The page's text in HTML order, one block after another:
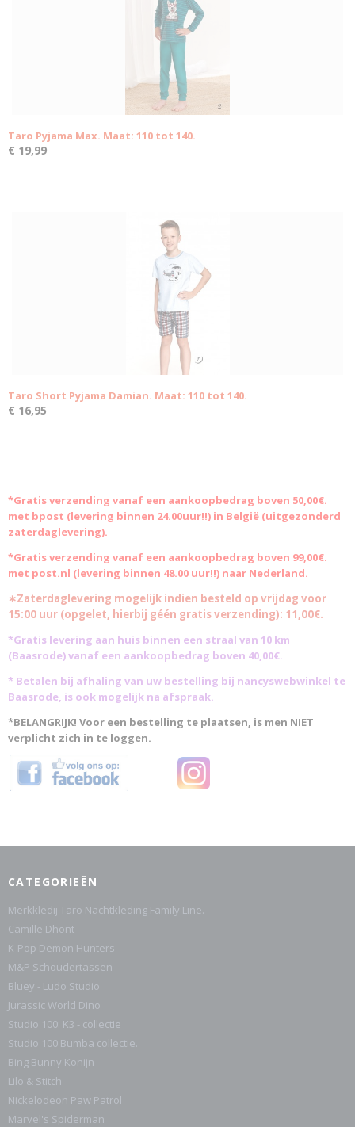
Taro Pyjama Max. Maat: 110 tot 140.
€ 19,99
Taro Short Pyjama Damian. Maat: 110 tot 140.
€ 16,95
*Gratisverzending vanaf een aankoopbedrag boven 50,00€.
met bpost (levering binnen 24.00uur!!) in België (uitgezonderd
zaterdaglevering).
*Gratis verzending vanaf een aankoopbedrag boven 99,00€.
met post.nl (levering binnen 48.00 uur!!) naar Nederland.
∗Zaterdaglevering mogelijk indien besteld op vrijdag voor
15:00 uur (opgelet, hierbij géén gratis verzending): 11,00€.
*Gratis levering aan huis binnen een straal van 10 km
(Baasrode)vanaf een aankoopbedrag boven 40,00€.
* Betalen bij afhaling van uw bestelling bij nancyswebwinkel te
Baasrode, is ook mogelijk na afspraak.
*BELANGRIJK! Voor een bestelling te plaatsen, is men NIET
verplicht zich in te loggen.
CATEGORIEËN
Merkkledij Taro Nachtkleding Family Line.
Camille Dhont
K-Pop Demon Hunters
M&P Schoudertassen
Bluey - Ludo Studio
Jurassic World Dino
Studio 100: K3 - collectie
Studio 100 Bumba collectie.
Bing Bunny Konijn
Lilo & Stitch
Nickelodeon Paw Patrol
Marvel's Spiderman